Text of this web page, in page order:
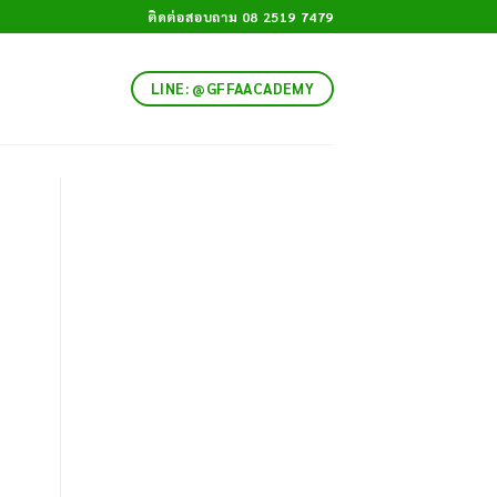
ติดต่อสอบถาม 08 2519 7479
LINE: @GFFAACADEMY